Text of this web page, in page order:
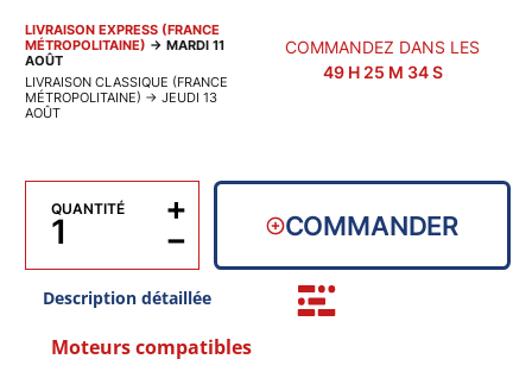
LIVRAISON EXPRESS (FRANCE
MÉTROPOLITAINE) → MARDI 11
AOÛT
LIVRAISON CLASSIQUE (FRANCE
MÉTROPOLITAINE) → JEUDI 13
AOÛT
COMMANDEZ DANS LES
49H 25 M 34S
QUANTITÉ
−
+ COMMANDER
Description détaillée
Moteurs compatibles